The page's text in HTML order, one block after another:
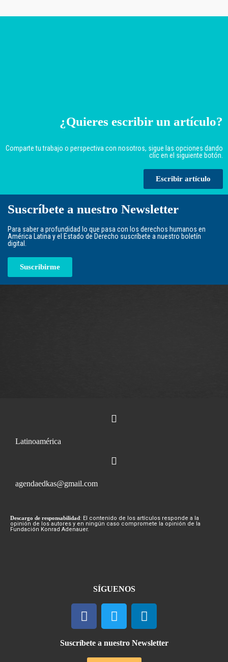
¿Quieres escribir un artículo?
Comparte tu trabajo o perspectiva con nosotros, sigue las opciones dando
clic en el siguiente botón.
Escribir artículo
Suscríbete a nuestro Newsletter
Para saber a profundidad lo que pasa con los derechos humanos en
América Latina y el Estado de Derecho suscríbete a nuestro boletín
digital.
Suscribirme
Latinoamérica
agendaedkas@gmail.com
Descargo de responsabilidad: El contenido de los artículos responde a la
opinión de los autores y en ningún caso compromete la opinión de la
Fundación Konrad Adenauer.
SÍGUENOS
Suscríbete a nuestro Newsletter